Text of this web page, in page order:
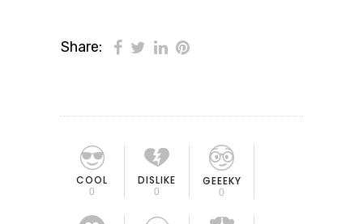
Share:
COOL
0
DISLIKE
0
GEEEKY
0